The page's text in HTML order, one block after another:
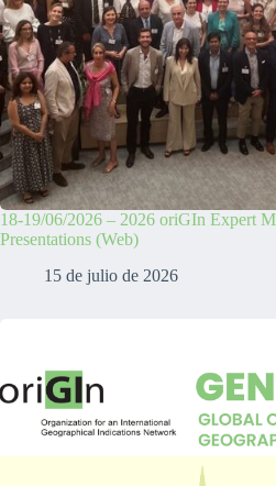
18-19/06/2026 – 2026 oriGIn Expert
Presentations (Web)
15 de julio de 2026